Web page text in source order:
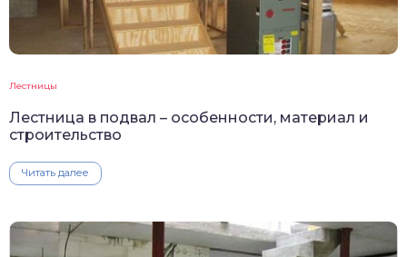
Лестницы
Лестница в подвал – особенности, материал и
строительство
Читать далее